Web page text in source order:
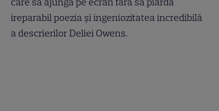
ireparabil poezia și ingeniozitatea incredibilă
a descrierilor Deliei Owens.